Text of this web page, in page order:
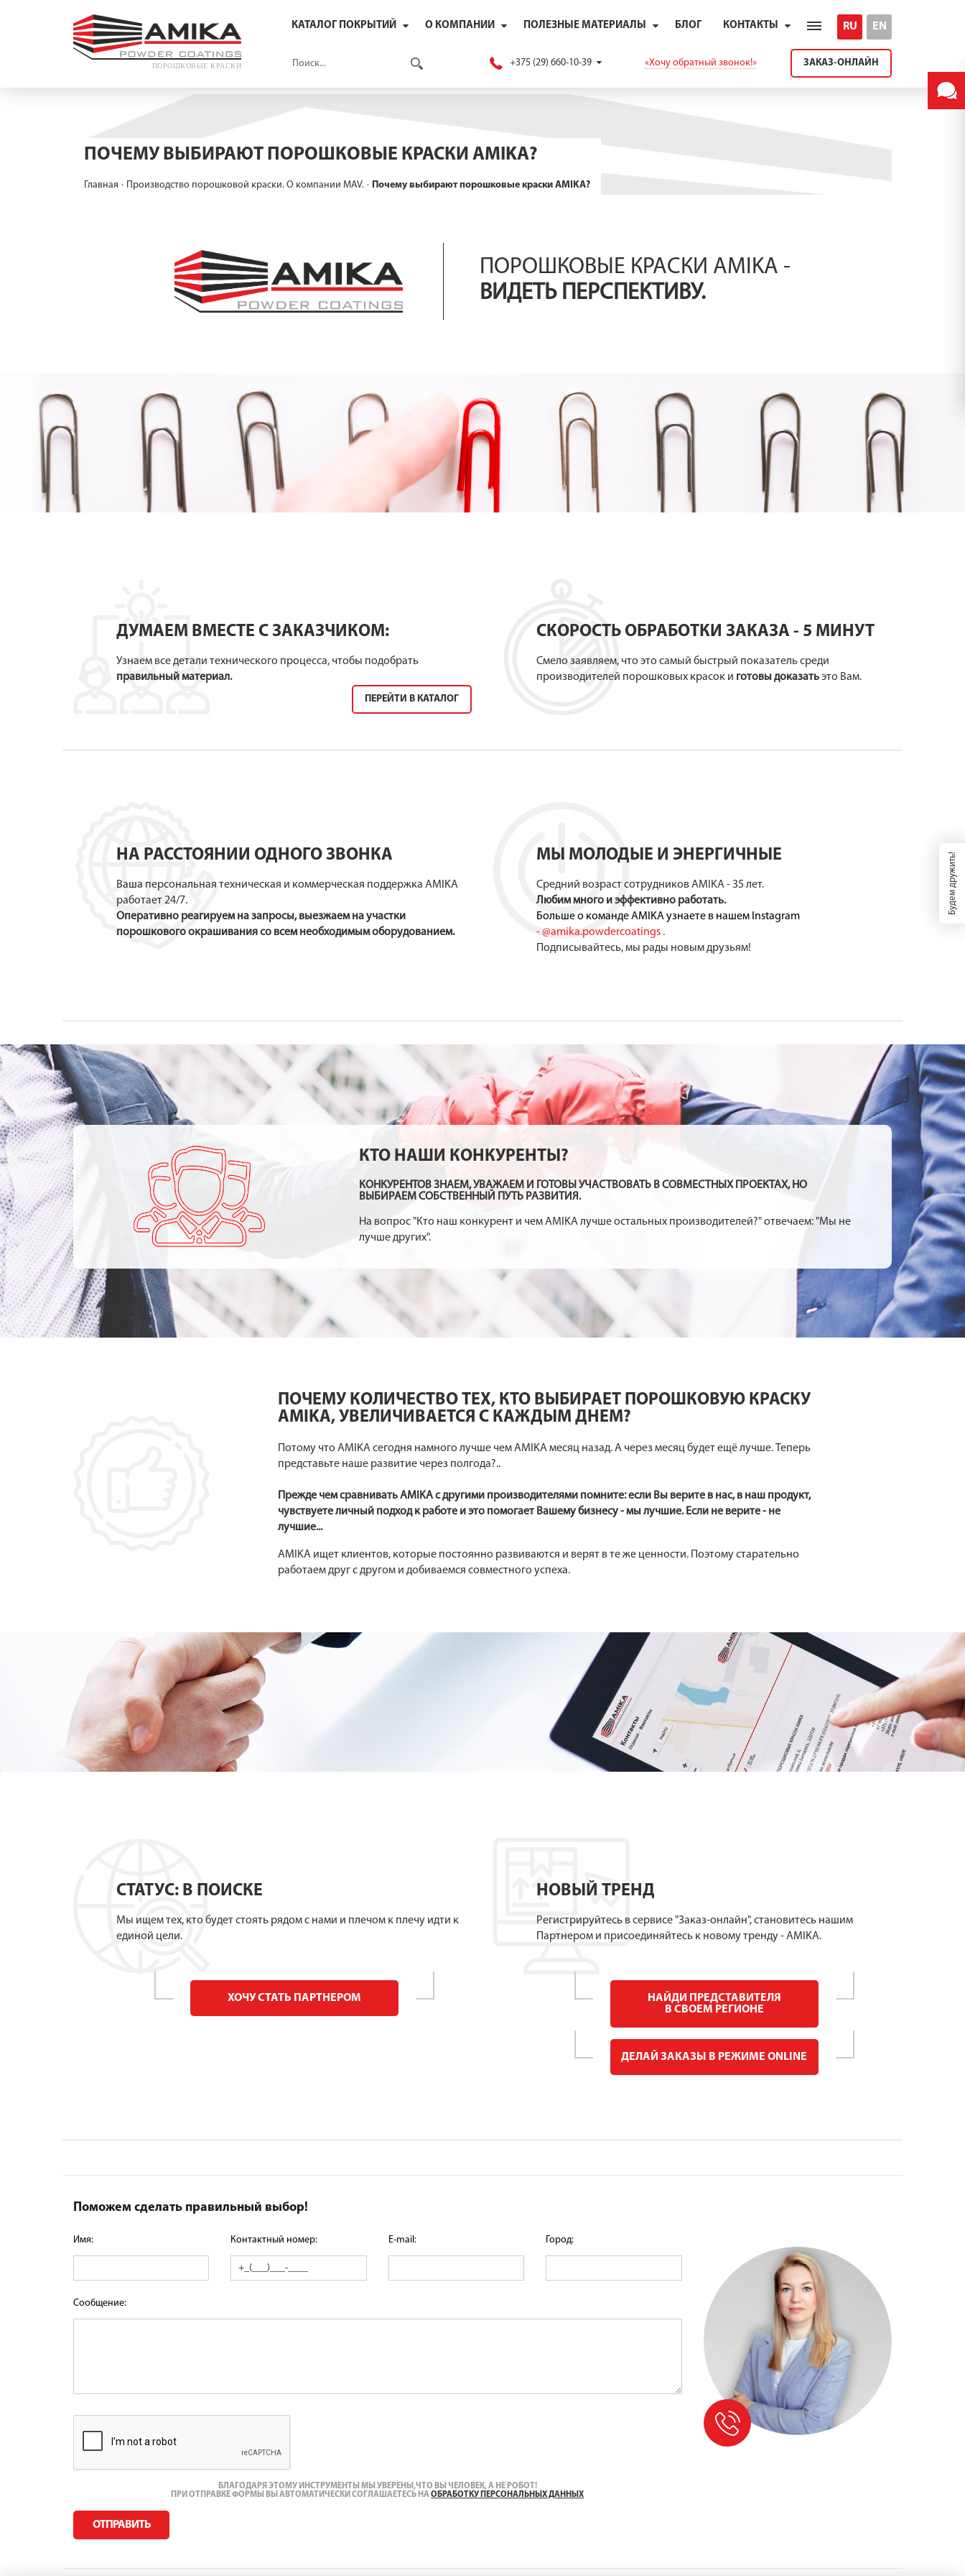
ПОРОШКОВЫЕ КРАСКИ
КАТАЛОГ ПОКРЫТИЙ
ПОЛИЭФИРНЫЕ
ЭПОКСИ-ПОЛИЭФИРНЫЕ
ПОЛИУРЕТАНОВЫЕ
ВЕСЬ КАТАЛОГ
О КОМПАНИИ
О КОМПАНИИ
ПРОИЗВОДСТВО
ЛАБОРАТОРИЯ
ПОЛЕЗНЫЕ МАТЕРИАЛЫ
КАТАЛОГ RAL
О QUALICOAT
ТЕХНОЛОГИЯ НАНЕСЕНИЯ ПК
ВОПРОСЫ И ОТВЕТЫ
ЗАГРУЗКИ
РЕКЛАМНЫЕ МАТЕРИАЛЫ
БЛОГ КОНТАКТЫ
ПАРТНЕРЫ
КОМАНДА
EN
RU
+375 (29) 660-10-39 «Хочу обратный звонок!» ЗАКАЗ-ОНЛАЙН
ПОЧЕМУ ВЫБИРАЮТ ПОРОШКОВЫЕ КРАСКИ AMIKA?
Главная Производство порошковой краски. О компании MAV. Почему выбирают порошковые краски AMIKA?
ПОРОШКОВЫЕ КРАСКИ AMIKA -
ВИДЕТЬ ПЕРСПЕКТИВУ.
ДУМАЕМ ВМЕСТЕ С ЗАКАЗЧИКОМ:
Узнаем все детали технического процесса, чтобы подобрать
правильный материал.
ПЕРЕЙТИ В КАТАЛОГ
СКОРОСТЬ ОБРАБОТКИ ЗАКАЗА - 5 МИНУТ
Смело заявляем, что это самый быстрый показатель среди
производителей порошковых красок и готовы доказатьэто Вам.
НА РАССТОЯНИИ ОДНОГО ЗВОНКА
Ваша персональная техническая и коммерческая поддержка AMIKA
работает 24/7.
Оперативно реагируем на запросы, выезжаем на участки
порошкового окрашивания со всем необходимым оборудованием.
МЫ МОЛОДЫЕ И ЭНЕРГИЧНЫЕ
Средний возраст сотрудников AMIKA - 35 лет.
Любим много и эффективно работать.
Больше о команде AMIKA узнаете в нашем Instagram
-@amika.powdercoatings .
Подписывайтесь, мы рады новым друзьям!
КТО НАШИ КОНКУРЕНТЫ?
КОНКУРЕНТОВ ЗНАЕМ, УВАЖАЕМ И ГОТОВЫ УЧАСТВОВАТЬ В СОВМЕСТНЫХ ПРОЕКТАХ, НО
ВЫБИРАЕМ СОБСТВЕННЫЙ ПУТЬ РАЗВИТИЯ.
На вопрос "Кто наш конкурент и чем AMIKA лучше остальных производителей?" отвечаем: "Мы не
лучше других".
ПОЧЕМУ КОЛИЧЕСТВО ТЕХ, КТО ВЫБИРАЕТ ПОРОШКОВУЮ КРАСКУ
AMIKA, УВЕЛИЧИВАЕТСЯ С КАЖДЫМ ДНЕМ?
Потому что AMIKA сегодня намного лучше чем AMIKA месяц назад. А через месяц будет ещё лучше. Теперь
представьте наше развитие через полгода?..
Прежде чем сравнивать AMIKA с другими производителями помните: если Вы верите в нас, в наш продукт,
чувствуете личный подход к работе и это помогает Вашему бизнесу - мы лучшие. Если не верите - не
лучшие...
AMIKA ищет клиентов, которые постоянно развиваются и верят в те же ценности. Поэтому старательно
работаем друг с другом и добиваемся совместного успеха.
СТАТУС: В ПОИСКЕ
Мы ищем тех, кто будет стоять рядом с нами и плечом к плечу идти к
единой цели.
ХОЧУ СТАТЬ ПАРТНЕРОМ
НОВЫЙ ТРЕНД
Регистрируйтесь в сервисе "Заказ-онлайн", становитесь нашим
Партнером и присоединяйтесь к новому тренду - AMIKA.
НАЙДИ ПРЕДСТАВИТЕЛЯ
В СВОЕМ РЕГИОНЕ
ДЕЛАЙ ЗАКАЗЫ В РЕЖИМЕ ONLINE
Поможем сделать правильный выбор!
Имя: Контактный номер: E-mail: Город:
Сообщение:
БЛАГОДАРЯ ЭТОМУ ИНСТРУМЕНТЫ МЫ УВЕРЕНЫ,ЧТО ВЫ ЧЕЛОВЕК, А НЕ РОБОТ!
ПРИ ОТПРАВКЕ ФОРМЫ ВЫ АВТОМАТИЧЕСКИ СОГЛАШАЕТЕСЬ НАОБРАБОТКУ ПЕРСОНАЛЬНЫХ ДАННЫХ
ОТПРАВИТЬ
Будем дружить!